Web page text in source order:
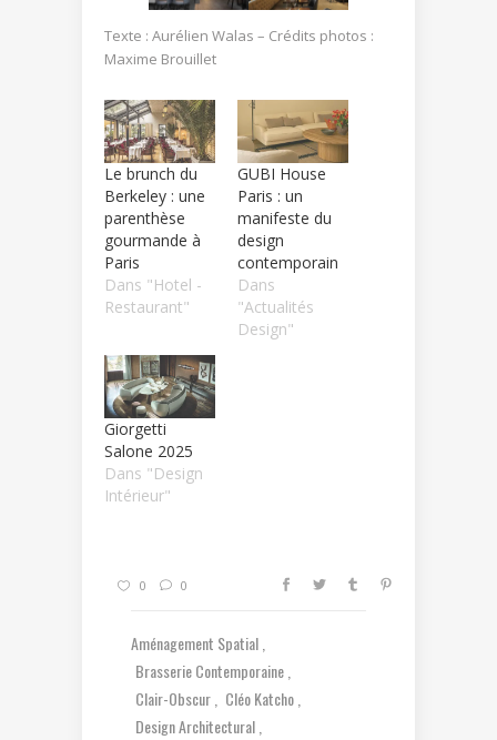
Texte : Aurélien Walas – Crédits photos :
Maxime Brouillet
Le brunch du
Berkeley : une
parenthèse
gourmande à
Paris
Dans "Hotel -
Restaurant"
GUBI House
Paris : un
manifeste du
design
contemporain
Dans
"Actualités
Design"
Giorgetti
Salone 2025
Dans "Design
Intérieur"
0 0
Aménagement Spatial
Brasserie Contemporaine
Clair-Obscur
Cléo Katcho
Design Architectural